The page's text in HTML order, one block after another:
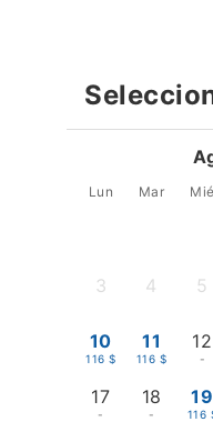
Lun Mar Mié
3 4 5
10
116 $
11
116 $
12
-
17
-
18
-
19
116